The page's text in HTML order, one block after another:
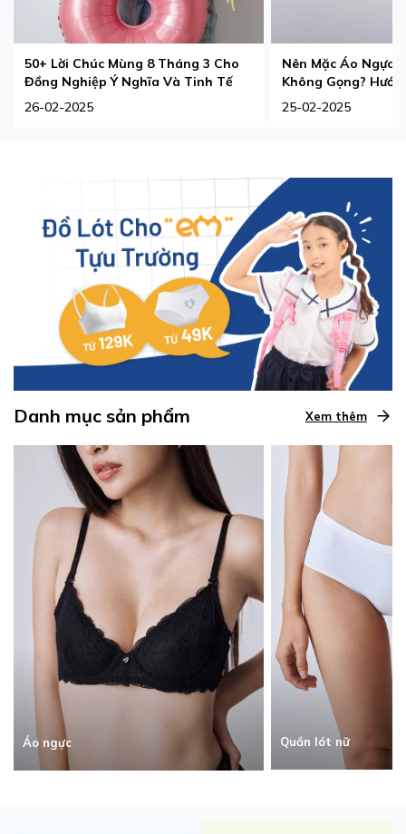
50+ Lời Chúc Mùng 8 Tháng 3 Cho
Đồng Nghiệp Ý Nghĩa Và Tinh Tế
26-02-2025
Nên Mặc Áo Ngực
Không Gọng?
Phù Hợp Nhất
25-02-2025
Danh mục sản phẩm Xem thêm
Áo ngực Quần lót nữ